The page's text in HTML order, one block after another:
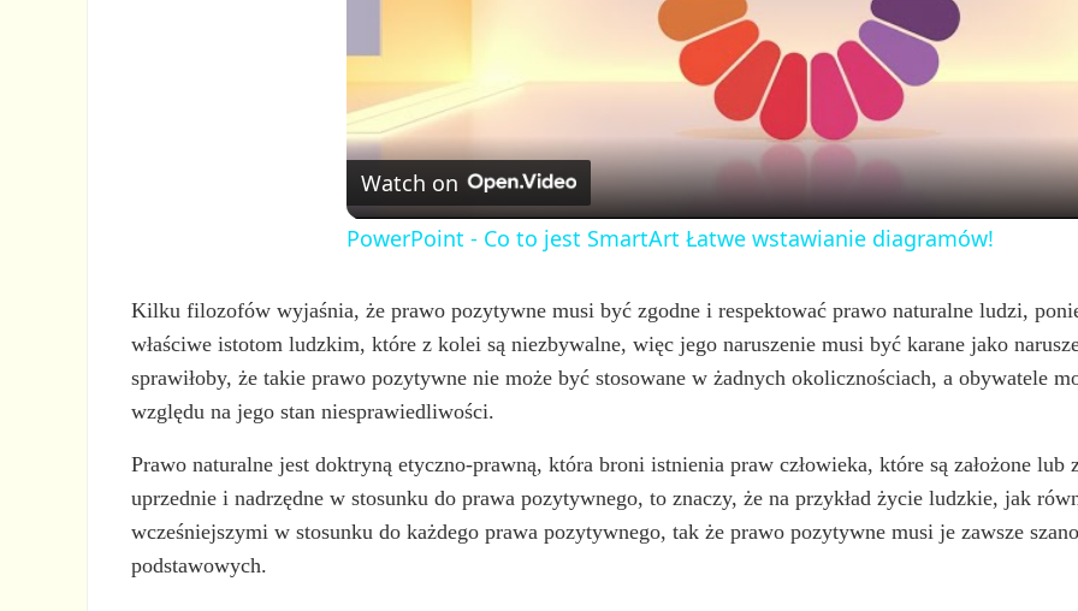
l
a
y
i
e
Watch on
PowerPoint - Co to jest SmartArt Łatwe wstawianie diagramów!
Kilku filozofów wyjaśnia, że prawo pozytywne musi być zgodne i respektować prawo naturalne ludzi,
właściwe istotom ludzkim, które z kolei są niezbywalne, więc jego naruszenie musi być karane jako
sprawiłoby, że takie prawo pozytywne nie może być stosowane w żadnych okolicznościach, a obywatele
względu na jego stan niesprawiedliwości.
Prawo naturalne jest doktryną etyczno-prawną, która broni istnienia praw człowieka, które są założone
uprzednie i nadrzędne w stosunku do prawa pozytywnego, to znaczy, że na przykład życie ludzkie, jak
wcześniejszymi w stosunku do każdego prawa pozytywnego, tak że prawo pozytywne musi je zawsze
podstawowych.